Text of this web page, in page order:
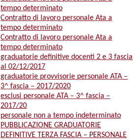
tempo determinato
Contratto di lavoro personale Ata a
tempo determinato
Contratto di lavoro personale Ata a
tempo determinato
graduatorie definitive docenti 2 e 3 fascia
al 02/12/2017
graduatorie provvisorie personale ATA –
3^ fascia – 2017/2020
esclusi personale ATA – 3^ fascia –
2017/20
personale non a tempo indeterminato
PUBBLICAZIONE GRADUATORIE
DEFINITIVE TERZA FASCIA – PERSONALE